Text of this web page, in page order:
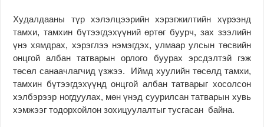
Худалдааны түр хэлэлцээрийн хэрэгжилтийн хүрээнд
тамхи, тамхин бүтээгдэхүүний өртөг буурч, зах зээлийн
үнэ хямдрах, хэрэглээ нэмэгдэх, улмаар улсын төсвийн
онцгой албан татварын орлого буурах эрсдэлтэй гэж
төсөл санаачлагчид үзжээ. Иймд хуулийн төсөлд тамхи,
тамхин бүтээгдэхүүнд онцгой албан татварыг хосолсон
хэлбэрээр ногдуулах, мөн үнэд суурилсан татварын хувь
хэмжээг тодорхойлон зохицуулалтыг тусгасан байна.